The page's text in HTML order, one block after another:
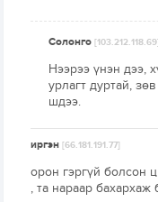
Солонго[103.212.118.69]
Нээрээ үнэн дээ,
урлагт дуртай,
шдээ.
иргэн[66.181.191.77]
орон гэргүй болсон
, та нараар бахархаж